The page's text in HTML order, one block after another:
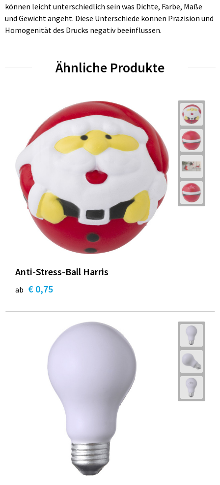
können leicht unterschiedlich sein was Dichte, Farbe, Maße
und Gewicht angeht. Diese Unterschiede können Präzision und
Homogenität des Drucks negativ beeinflussen.
Ähnliche Produkte
Anti-Stress-Ball Harris
ab € 0,75